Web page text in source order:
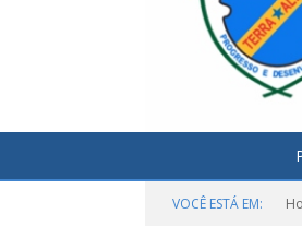
VOCÊ ESTÁ EM: